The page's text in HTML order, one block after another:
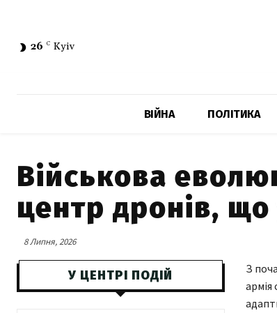
26 C Kyiv
ВІЙНА ПОЛІТИКА
Військова
центр дронів,
8 Липня, 2026
У ЦЕНТРІ ПОДІЙ
З
армія